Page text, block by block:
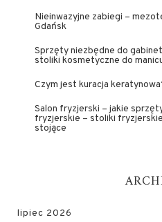
Nieinwazyjne zabiegi –
Gdańsk
Sprzęty niezbędne do
stoliki kosmetyczne do
Czym jest kuracja
Salon fryzjerski – jakie
fryzjerskie – stoliki
stojące
lipiec 2026